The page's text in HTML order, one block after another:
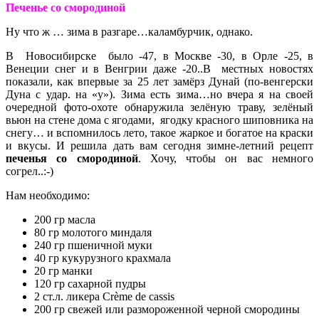
Печенье со смородиной
Ну что ж … зима в разгаре…каламбурчик, однако.
В Новосибирске было -47, в Москве -30, в Орле -25, в
Венеции снег и в Венгрии даже -20..В местных новостях
показали, как впервые за 25 лет замёрз Дунай (по-венгерски
Дуна с удар. на «у»). Зима есть зима…но вчера я на своей
очередной фото-охоте обнаружила зелёную траву, зелёный
вьюн на стене дома с ягодами, ягодку красного шиповника на
снегу… и вспомнилось лето, такое жаркое и богатое на краски
и вкусы. И решила дать вам сегодня зимне-летний рецепт
печенья со смородиной. Хочу, чтобы он вас немного
согрел..:-)
Нам необходимо:
200 гр масла
80 гр молотого миндаля
240 гр пшеничной муки
40 гр кукурузного крахмала
20 гр манки
120 гр сахарной пудры
2 ст.л. ликера Crème de cassis
200 гр свежей или размороженной черной смородины